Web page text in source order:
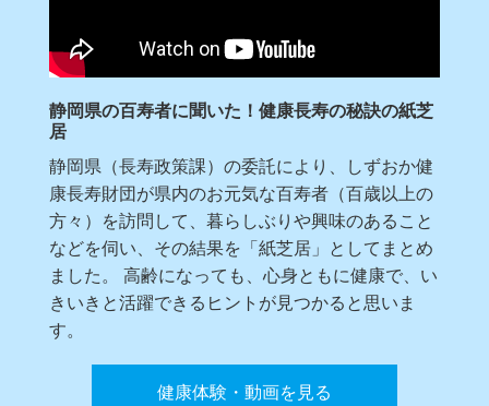
静岡県の百寿者に聞いた！健康長寿の秘訣の紙芝
居
静岡県（長寿政策課）の委託により、しずおか健
康長寿財団が県内のお元気な百寿者（百歳以上の
方々）を訪問して、暮らしぶりや興味のあること
などを伺い、その結果を「紙芝居」としてまとめ
ました。 高齢になっても、心身ともに健康で、い
きいきと活躍できるヒントが見つかると思いま
す。
健康体験・動画を見る